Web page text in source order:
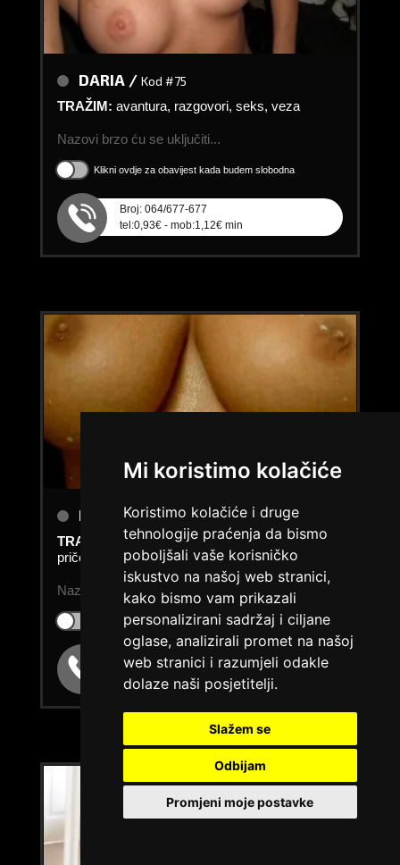
Mi koristimo kolačiće
Koristimo kolačiće i druge
tehnologije praćenja da bismo
poboljšali vaše korisničko
iskustvo na našoj web stranici,
kako bismo vam prikazali
personalizirani sadržaj i ciljane
oglase, analizirali promet na našoj
web stranici i razumjeli odakle
dolaze naši posjetitelji.
Slažem se
Odbijam
Promjeni moje postavke
DARIA / Kod #75
TRAŽIM: avantura, razgovori, seks, veza
Nazovi brzo ću se uključiti...
Klikni ovdje za obavijest kada budem slobodna
Broj: 064/677-677
tel:0,93€ - mob:1,12€ min
MANUELA /Kod #115
TRAŽIM:
razmjena iskustva, razgovori, vruće
priče, druženje
Nazovi brzo ću se uključiti...
Klikni ovdje za obavijest kada budem slobodna
Broj: 064/677-677
tel:0,93€ - mob:1,12€ min